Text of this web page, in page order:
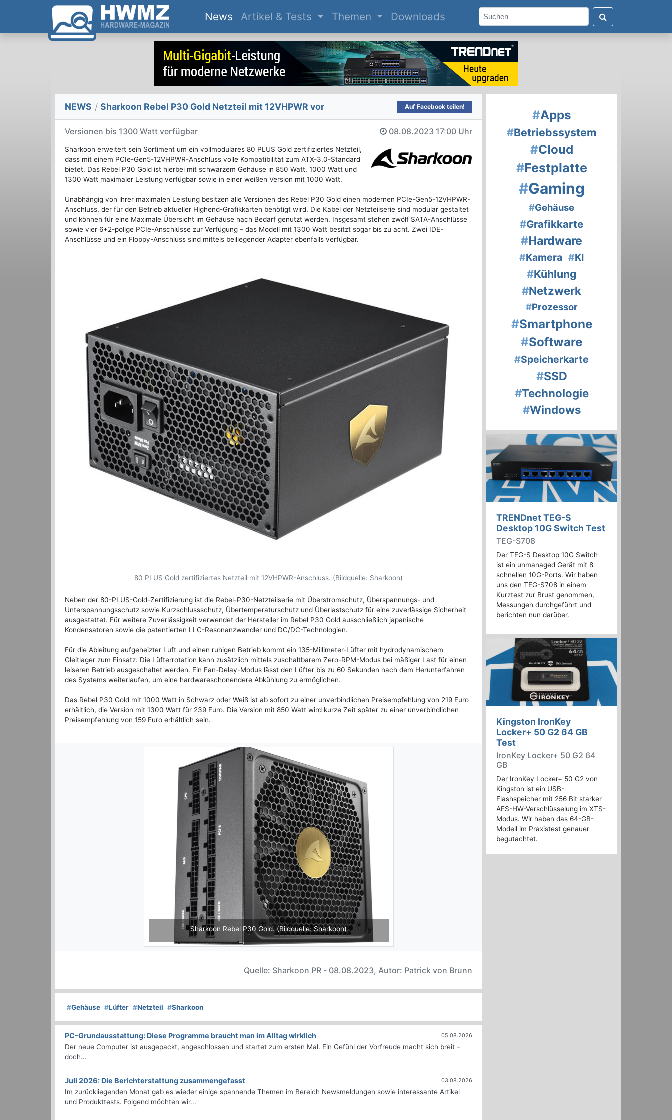
News(current)
Artikel & Tests Themen Downloads
NEWS / Sharkoon Rebel P30 Gold Netzteil mit 12VHPWR vor Auf Facebook teilen!
Versionen bis 1300 Watt verfügbar 08.08.2023 17:00 Uhr
Sharkoon erweitert sein Sortiment um ein vollmodulares 80 PLUS Gold zertifiziertes Netzteil,
dass mit einem PCIe-Gen5-12VHPWR-Anschluss volle Kompatibilität zum ATX-3.0-Standard
bietet. Das Rebel P30 Gold ist hierbei mit schwarzem Gehäuse in 850 Watt, 1000 Watt und
1300 Watt maximaler Leistung verfügbar sowie in einer weißen Version mit 1000 Watt.
Unabhängig von ihrer maximalen Leistung besitzen alle Versionen des Rebel P30 Gold einen modernen PCIe-Gen5-12VHPWR-
Anschluss, der für den Betrieb aktueller Highend-Grafikkarten benötigt wird. Die Kabel der Netzteilserie sind modular gestaltet
und können für eine Maximale Übersicht im Gehäuse nach Bedarf genutzt werden. Insgesamt stehen zwölf SATA-Anschlüsse
sowie vier 6+2-polige PCIe-Anschlüsse zur Verfügung – das Modell mit 1300 Watt besitzt sogar bis zu acht. Zwei IDE-
Anschlüsse und ein Floppy-Anschluss sind mittels beiliegender Adapter ebenfalls verfügbar.
80 PLUS Gold zertifiziertes Netzteil mit 12VHPWR-Anschluss. (Bildquelle: Sharkoon)
Neben der 80-PLUS-Gold-Zertifizierung ist die Rebel-P30-Netzteilserie mit Überstromschutz, Überspannungs- und
Unterspannungsschutz sowie Kurzschlussschutz, Übertemperaturschutz und Überlastschutz für eine zuverlässige Sicherheit
ausgestattet. Für weitere Zuverlässigkeit verwendet der Hersteller im Rebel P30 Gold ausschließlich japanische
Kondensatoren sowie die patentierten LLC-Resonanzwandler und DC/DC-Technologien.
Für die Ableitung aufgeheizter Luft und einen ruhigen Betrieb kommt ein 135-Millimeter-Lüfter mit hydrodynamischem
Gleitlager zum Einsatz. Die Lüfterrotation kann zusätzlich mittels zuschaltbarem Zero-RPM-Modus bei mäßiger Last für einen
leiseren Betrieb ausgeschaltet werden. Ein Fan-Delay-Modus lässt den Lüfter bis zu 60 Sekunden nach dem Herunterfahren
des Systems weiterlaufen, um eine hardwareschonendere Abkühlung zu ermöglichen.
Das Rebel P30 Gold mit 1000 Watt in Schwarz oder Weiß ist ab sofort zu einer unverbindlichen Preisempfehlung von 219 Euro
erhältlich, die Version mit 1300 Watt für 239 Euro. Die Version mit 850 Watt wird kurze Zeit später zu einer unverbindlichen
Preisempfehlung von 159 Euro erhältlich sein.
Sharkoon Rebel P30 Gold. (Bildquelle: Sharkoon)
Previous
Quelle: Sharkoon PR - 08.08.2023, Autor: Patrick von Brunn
#Gehäuse #Lüfter #Netzteil #Sharkoon
PC-Grundausstattung: Diese Programme braucht man im Alltag wirklich 05.08.2026
Der neue Computer ist ausgepackt, angeschlossen und startet zum ersten Mal. Ein Gefühl der Vorfreude macht sich breit –
doch...
Juli 2026: Die Bericht­erstattung zusammengefasst 03.08.2026
Im zurückliegenden Monat gab es wieder einige spannende Themen im Bereich Newsmeldungen sowie interessante Artikel
und Produkttests. Folgend möchten wir...
#Apps
#Betriebssystem
#Cloud
#Festplatte
#Gaming
#Gehäuse
#Grafikkarte
#Hardware
#Kamera #KI
#Kühlung
#Netzwerk
#Prozessor
#Smartphone
#Software
#Speicherkarte
#SSD
#Technologie
#Windows
TRENDnet TEG-S
Desktop 10G Switch Test
TEG-S708
Der TEG-S Desktop 10G Switch
ist ein unmanaged Gerät mit 8
schnellen 10G-Ports. Wir haben
uns den TEG-S708 in einem
Kurztest zur Brust genommen,
Messungen durchgeführt und
berichten nun darüber.
Kingston IronKey
Locker+ 50 G2 64 GB
Test
IronKey Locker+ 50 G2 64
GB
Der IronKey Locker+ 50 G2 von
Kingston ist ein USB-
Flashspeicher mit 256 Bit starker
AES-HW-Verschlüsselung im XTS-
Modus. Wir haben das 64-GB-
Modell im Praxistest genauer
begutachtet.